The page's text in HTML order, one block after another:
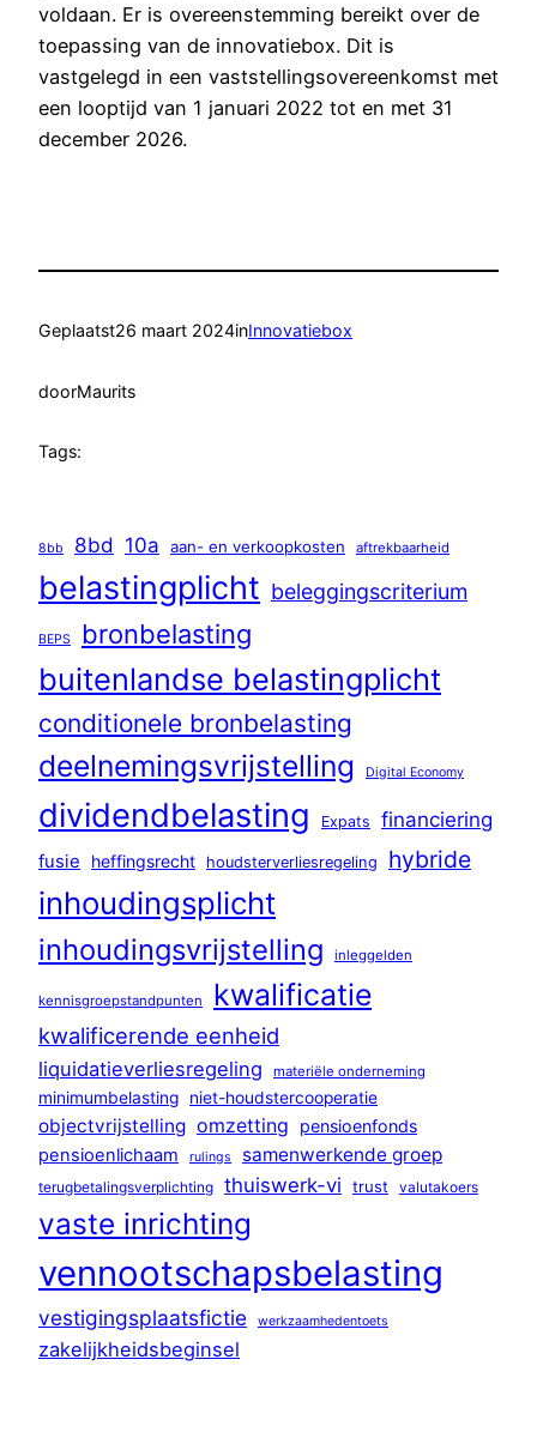
voldaan. Er is overeenstemming bereikt over de
toepassing van de innovatiebox. Dit is
vastgelegd in een vaststellingsovereenkomst met
een looptijd van 1 januari 2022 tot en met 31
december 2026.
Geplaatst26 maart 2024inInnovatiebox
doorMaurits
Tags:
8bb 8bd 10a aan- en verkoopkosten aftrekbaarheid
belastingplicht beleggingscriterium
BEPS bronbelasting
buitenlandse belastingplicht
conditionele bronbelasting
deelnemingsvrijstelling Digital Economy
dividendbelasting Expats financiering
fusie heffingsrecht houdsterverliesregeling hybride
inhoudingsplicht
inhoudingsvrijstelling inleggelden
kennisgroepstandpunten kwalificatie
kwalificerende eenheid
liquidatieverliesregeling materiële onderneming
minimumbelasting niet-houdstercooperatie
objectvrijstelling omzetting pensioenfonds
pensioenlichaam rulings samenwerkende groep
terugbetalingsverplichting thuiswerk-vi trust valutakoers
vaste inrichting
vennootschapsbelasting
vestigingsplaatsfictie werkzaamhedentoets
zakelijkheidsbeginsel